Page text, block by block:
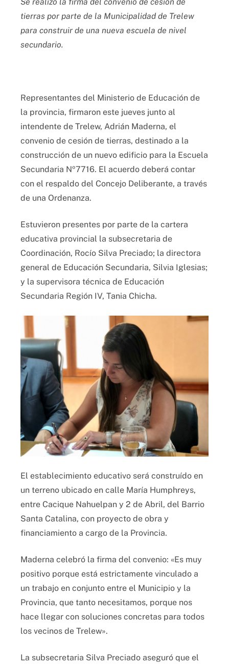
tierras por parte de la Municipalidad de Trelew
para construir de una nueva escuela de nivel
secundario.
Representantes del Ministerio de Educación de
la provincia, firmaron este jueves junto al
intendente de Trelew, Adrián Maderna, el
convenio de cesión de tierras, destinado a la
construcción de un nuevo edificio para la Escuela
Secundaria Nº7716. El acuerdo deberá contar
con el respaldo del Concejo Deliberante, a través
de una Ordenanza.
Estuvieron presentes por parte de la cartera
educativa provincial la subsecretaria de
Coordinación, Rocío Silva Preciado; la directora
general de Educación Secundaria, Silvia Iglesias;
y la supervisora técnica de Educación
Secundaria Región IV, Tania Chicha.
El establecimiento educativo será construído en
un terreno ubicado en calle María Humphreys,
entre Cacique Nahuelpan y 2 de Abril, del Barrio
Santa Catalina, con proyecto de obra y
financiamiento a cargo de la Provincia.
Maderna celebró la firma del convenio: «Es muy
positivo porque está estrictamente vinculado a
un trabajo en conjunto entre el Municipio y la
Provincia, que tanto necesitamos, porque nos
hace llegar con soluciones concretas para todos
los vecinos de Trelew».
La subsecretaria Silva Preciado aseguró que el